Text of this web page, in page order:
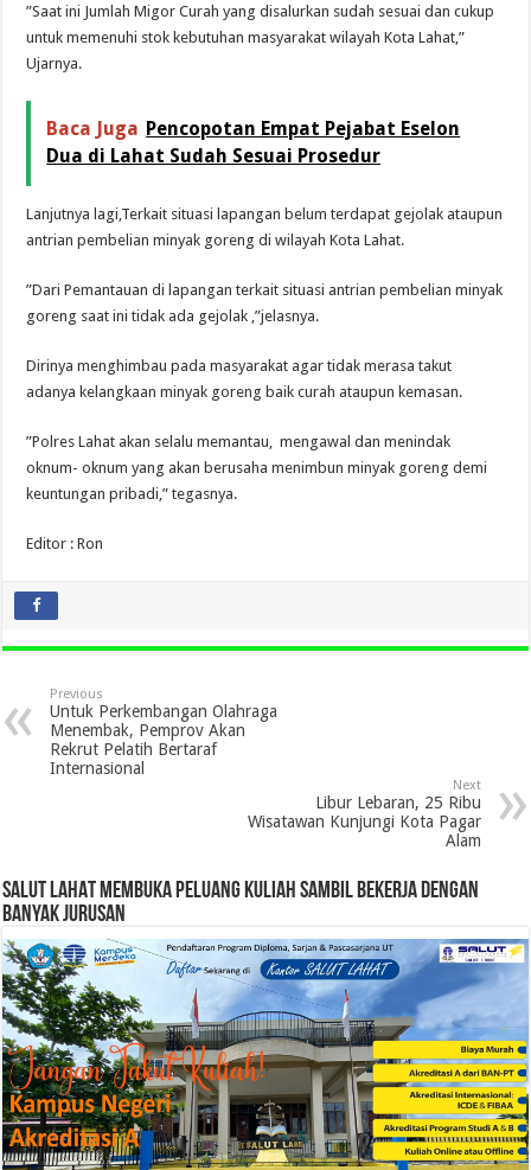
”Saat ini Jumlah Migor Curah yang disalurkan sudah sesuai dan cukup
untuk memenuhi stok kebutuhan masyarakat wilayah Kota Lahat,”
Ujarnya.
Baca Juga Pencopotan Empat Pejabat Eselon
Dua di Lahat Sudah Sesuai Prosedur
Lanjutnya lagi,Terkait situasi lapangan belum terdapat gejolak ataupun
antrian pembelian minyak goreng di wilayah Kota Lahat.
”Dari Pemantauan di lapangan terkait situasi antrian pembelian minyak
goreng saat ini tidak ada gejolak ,”jelasnya.
Dirinya menghimbau pada masyarakat agar tidak merasa takut
adanya kelangkaan minyak goreng baik curah ataupun kemasan.
”Polres Lahat akan selalu memantau, mengawal dan menindak
oknum- oknum yang akan berusaha menimbun minyak goreng demi
keuntungan pribadi,” tegasnya.
Editor : Ron
Previous
Untuk Perkembangan Olahraga
Menembak, Pemprov Akan
Rekrut Pelatih Bertaraf
Internasional
Next
Libur Lebaran, 25 Ribu
Wisatawan Kunjungi Kota Pagar
Alam
SALUT LAHAT MEMBUKA PELUANG KULIAH SAMBIL BEKERJA DENGAN
BANYAK JURUSAN